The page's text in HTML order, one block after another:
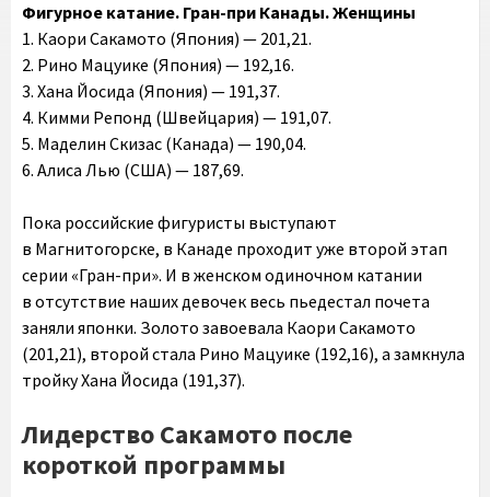
Фигурное катание. Гран-при Канады. Женщины
1. Каори Сакамото (Япония) — 201,21.
2. Рино Мацуике (Япония) — 192,16.
3. Хана Йосида (Япония) — 191,37.
4. Кимми Репонд (Швейцария) — 191,07.
5. Маделин Скизас (Канада) — 190,04.
6. Алиса Лью (США) — 187,69.
Пока российские фигуристы выступают
в Магнитогорске, в Канаде проходит уже второй этап
серии «Гран-при». И в женском одиночном катании
в отсутствие наших девочек весь пьедестал почета
заняли японки. Золото завоевала Каори Сакамото
(201,21), второй стала Рино Мацуике (192,16), а замкнула
тройку Хана Йосида (191,37).
Лидерство Сакамото после
короткой программы